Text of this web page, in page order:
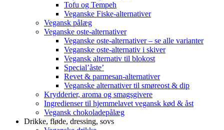
Tofu og Tempeh
Veganske Fiske-alternativer
Vegansk pålæg
Veganske oste-alternativer
Veganske oste-alternativer – se alle varianter
Veganske oste-alternativ i skiver
Vegansk alternativ til blokost
Special’åste’
Revet & parmesan-alternativer
Veganske alternativer til smøreost & dip
Krydderier, aroma og smagsgivere
Ingredienser til hjemmelavet vegansk kød & åst
Vegansk chokoladepålæg
Drikke, fløde, dressing, sovs